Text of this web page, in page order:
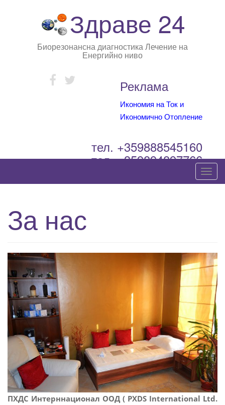
Здраве 24
Биорезонансна диагностика Лечение на
Енергийно ниво
Реклама
Икономия на Ток и
Икономично Отопление
тел. +359888545160
тел. +359894897766
T
o
a
v
i
a
t
i
o
n
За нас
ПХДС Интерннационал ООД ( PXDS International Ltd.